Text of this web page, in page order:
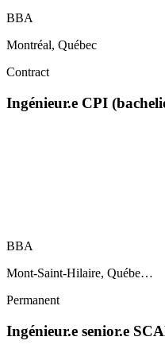
BBA
Montréal, Québec
Contract
Ingénieur.e CPI
BBA
Mont-Saint-Hilaire, Québe…
Permanent
Ingénieur.e senior.e